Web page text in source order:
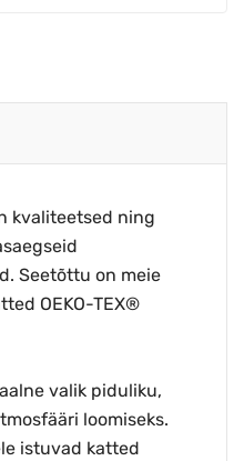
kvaliteetsed ning
Seetõttu on meie
OEKO-TEX®
valik piduliku,
loomiseks.
istuvad katted